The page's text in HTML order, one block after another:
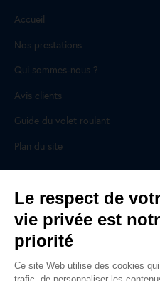
Accueil
Nos prestations
Qui sommes-nous ?
Avis clients
Guide du volet roulant
Plan du site
Pour les professionnels
Professionnels, des prestations ad
Rejoignez un réseau national,
Le respect de
vie privée est
priorité
Ce site Web utilise des cookies
trafic, de personnaliser les